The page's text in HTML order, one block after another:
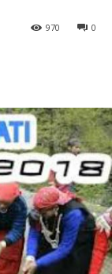
0
970